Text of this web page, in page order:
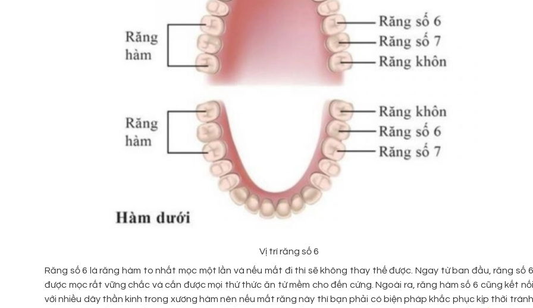
Vị trí răng số 6
Răng số 6 là răng hàm to nhất mọc một lần và nếu mất đi thì sẽ không thay thế được. Ngay từ ban đầu, răng số 6
được mọc rất vững chắc và cắn được mọi thứ thức ăn từ mềm cho đến cứng. Ngoài ra, răng hàm số 6 cũng kết nối
với nhiều dây thần kinh trong xương hàm nên nếu mất răng này thì bạn phải có biện pháp khắc phục kịp thời tránh